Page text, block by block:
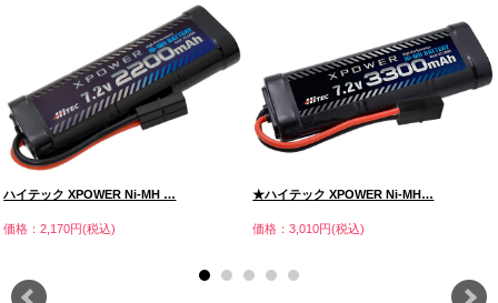
ハイテック XPOWER Ni-MH …
価格：2,170円(税込)
★ハイテック XPOWER Ni-MH…
価格：3,010円(税込)